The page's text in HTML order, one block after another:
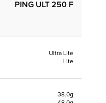
PING ULT 250 F
Ultra Lite
Lite
38.0g